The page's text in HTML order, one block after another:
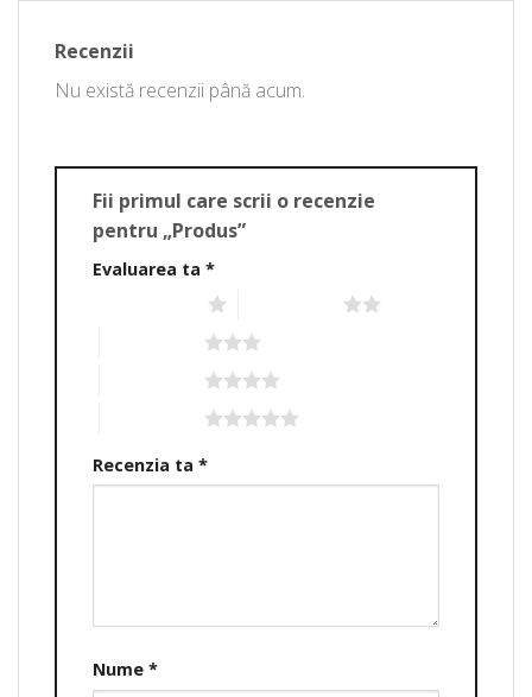
Recenzii
Nu există recenzii până acum.
Fii primul care scrii o recenzie
pentru „Produs”
Evaluarea ta *
Recenzia ta *
Nume *